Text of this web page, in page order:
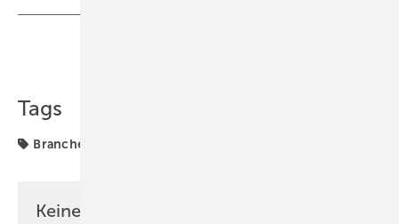
Tags
Branchenradar
Keine Zeit? Kein Problem mit dem GW